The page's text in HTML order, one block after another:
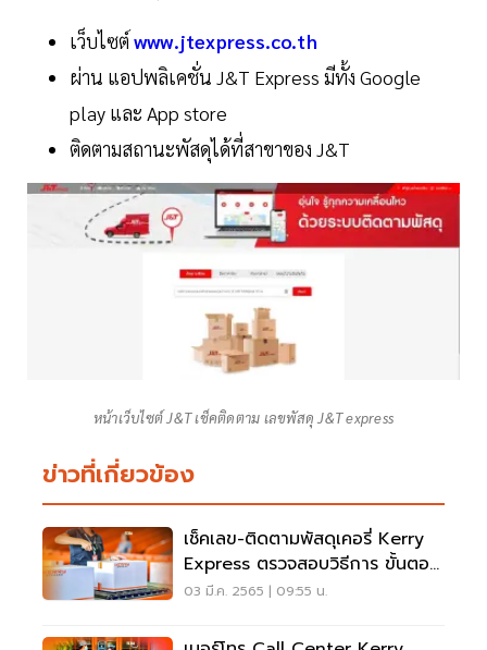
เว็บไซต์ www.jtexpress.co.th
ผ่าน แอปพลิเคชั่น J&T Express มีทั้ง Google
play และ App store
ติดตามสถานะพัสดุได้ที่สาขาของ J&T
หน้าเว็บไซต์ J&T เช็คติดตาม เลขพัสดุ J&T express
ข่าวที่เกี่ยวข้อง
เช็คเลข-ติดตามพัสดุเคอรี่ Kerry
Express ตรวจสอบวิธีการ ขั้นตอน
ที่นี่
03 มี.ค. 2565 | 09:55 น.